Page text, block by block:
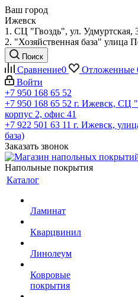
Ваш город
Ижевск
1. СЦ "Гвоздь", ул. Удмуртская,
2. "Хозяйственная база" улица
Поиск
Сравнение0 Отложенные
Войти
+7 950 168 65 52
+7 950 168 65 52 г. Ижевск, СЦ
корпус 2, офис 41
+7 922 501 63 11 г. Ижевск,
база)
Заказать звонок
Напольные покрытия
Каталог
Ламинат
Кварцвинил
Линолеум
Ковровые
покрытия